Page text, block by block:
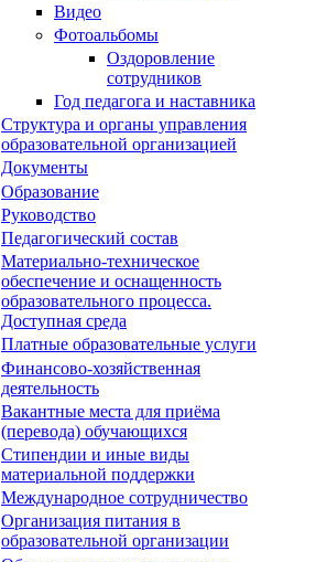
Видео
Фотоальбомы
Оздоровление
сотрудников
Год педагога и наставника
Структура и органы управления
образовательной организацией
Документы
Образование
Руководство
Педагогический состав
Материально-техническое
обеспечение и оснащенность
образовательного процесса.
Доступная среда
Платные образовательные услуги
Финансово-хозяйственная
деятельность
Вакантные места для приёма
(перевода) обучающихся
Стипендии и иные виды
материальной поддержки
Международное сотрудничество
Организация питания в
образовательной организации